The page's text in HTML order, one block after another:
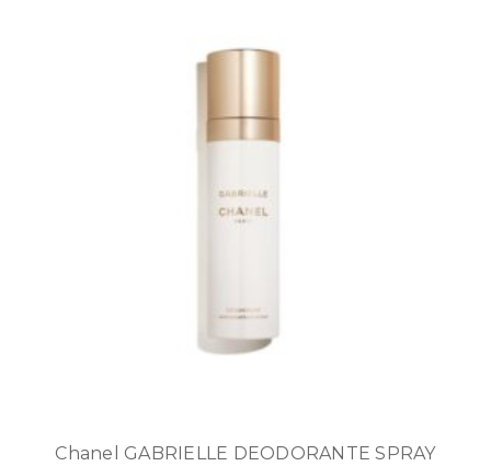
Chanel GABRIELLE DEODORANTE SPRAY